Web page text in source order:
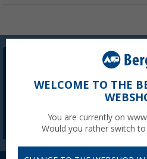
Newsletter
L'inscription à la
disponible. Nous
WELCOME TO THE
You are currently on
Would you rather switch